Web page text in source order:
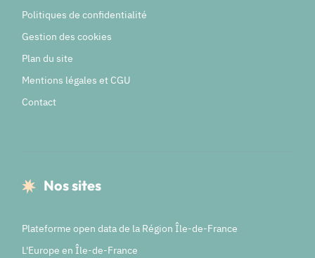
Politiques de confidentialité
Gestion des cookies
Plan du site
Mentions légales et CGU
Contact
Nos sites
Plateforme open data de la Région Île-de-France
L'Europe en Île-de-France